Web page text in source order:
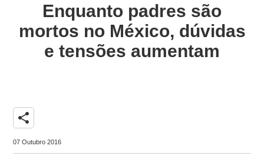
Enquanto padres são
mortos no México, dúvidas
e tensões aumentam
share
07 Outubro 2016